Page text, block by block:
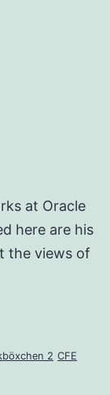
at Oracle
here are his
the views of
2 CFE